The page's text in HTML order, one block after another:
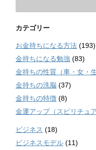
カテゴリー
お金持ちになる方法 (193)
金持ちになる勉強 (83)
金持ちの性質（車・女・
金持ちの洗脳 (37)
金持ちの特徴 (8)
金運アップ（スピリチュア
ビジネス (18)
ビジネスモデル (11)